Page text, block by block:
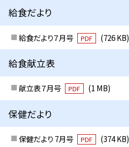
給食だより
給食だより７月号 PDF (726 KB)
給食献立表
献立表７月号 PDF (1 MB)
保健だより
保健だより 7月号 PDF
(374 KB)